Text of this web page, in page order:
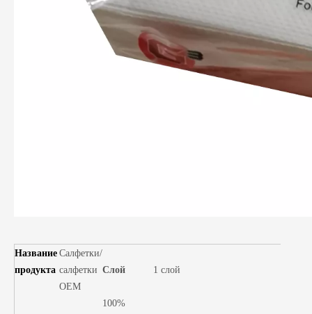
Название
продукта
Салфетки/
салфетки
OEM
Слой 1 слой
100%